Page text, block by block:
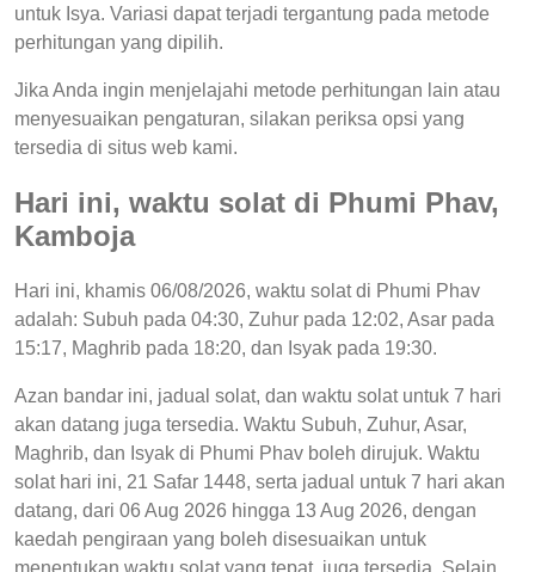
untuk Isya. Variasi dapat terjadi tergantung pada metode
perhitungan yang dipilih.
Jika Anda ingin menjelajahi metode perhitungan lain atau
menyesuaikan pengaturan, silakan periksa opsi yang
tersedia di situs web kami.
Hari ini, waktu solat di Phumi Phav,
Kamboja
Hari ini, khamis 06/08/2026, waktu solat di Phumi Phav
adalah: Subuh pada 04:30, Zuhur pada 12:02, Asar pada
15:17, Maghrib pada 18:20, dan Isyak pada 19:30.
Azan bandar ini, jadual solat, dan waktu solat untuk 7 hari
akan datang juga tersedia. Waktu Subuh, Zuhur, Asar,
Maghrib, dan Isyak di Phumi Phav boleh dirujuk. Waktu
solat hari ini, 21 Safar 1448, serta jadual untuk 7 hari akan
datang, dari 06 Aug 2026 hingga 13 Aug 2026, dengan
kaedah pengiraan yang boleh disesuaikan untuk